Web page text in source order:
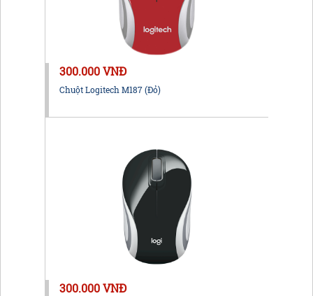
300.000 VNĐ
Chuột Logitech M187 (Đỏ)
300.000 VNĐ